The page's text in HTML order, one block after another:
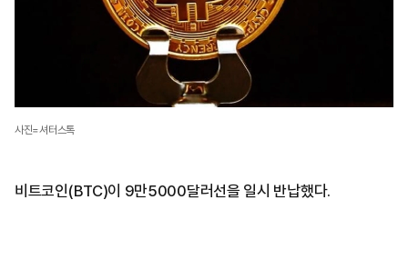
사진=셔터스톡
비트코인(BTC)이 9만5000달러선을 일시 반납했다.